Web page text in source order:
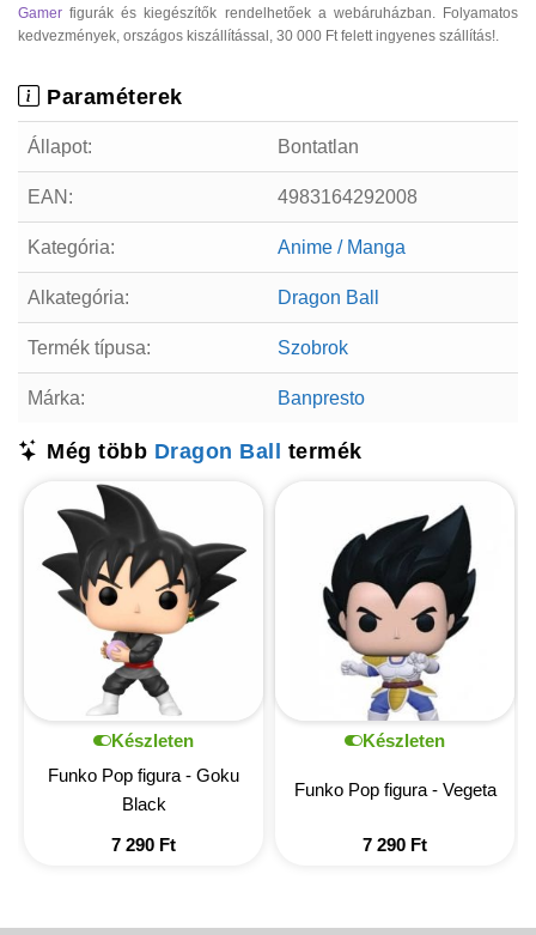
Gamer figurák és kiegészítők rendelhetőek a webáruházban. Folyamatos
kedvezmények, országos kiszállítással, 30 000 Ft felett ingyenes szállítás!.
Paraméterek
Állapot: Bontatlan
EAN: 4983164292008
Kategória: Anime / Manga
Alkategória: Dragon Ball
Termék típusa: Szobrok
Márka: Banpresto
Még több Dragon Ball termék
Készleten
Funko Pop figura - Goku
Black
7 290 Ft
Készleten
Funko Pop figura - Vegeta
7 290 Ft